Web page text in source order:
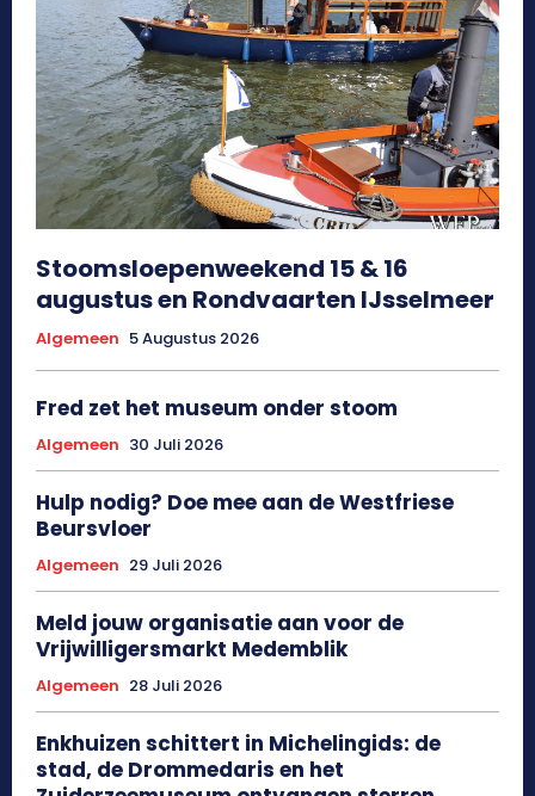
Stoomsloepenweekend 15 & 16
augustus en Rondvaarten IJsselmeer
Algemeen 5 Augustus 2026
Fred zet het museum onder stoom
Algemeen 30 Juli 2026
Hulp nodig? Doe mee aan de Westfriese
Beursvloer
Algemeen 29 Juli 2026
Meld jouw organisatie aan voor de
Vrijwilligersmarkt Medemblik
Algemeen 28 Juli 2026
Enkhuizen schittert in Michelingids: de
stad, de Drommedaris en het